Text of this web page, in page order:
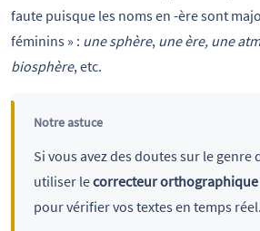
faute puisque les noms en -ère sont
féminins » : une sphère, une ère, une
biosphère, etc.
Notre astuce
Si vous avez des doutes sur le genre
utiliser lecorrecteur orthographique
pour vérifier vos textes en temps réel.